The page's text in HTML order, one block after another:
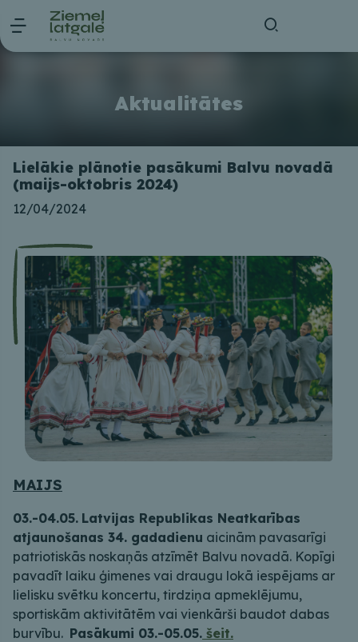
Aktualitātes
Lielākie plānotie pasākumi Balvu novadā
(maijs-oktobris 2024)
12/04/2024
MAIJS
03.-04.05. Latvijas Republikas Neatkarības
atjaunošanas 34. gadadienu aicinām pavasarīgi
patriotiskās noskaņās atzīmēt Balvu novadā. Kopīgi
pavadīt laiku ģimenes vai draugu lokā iespējams ar
lielisku svētku koncertu, tirdziņa apmeklējumu,
sportiskām aktivitātēm vai vienkārši baudot dabas
burvību. Pasākumi 03.-05.05. šeit.